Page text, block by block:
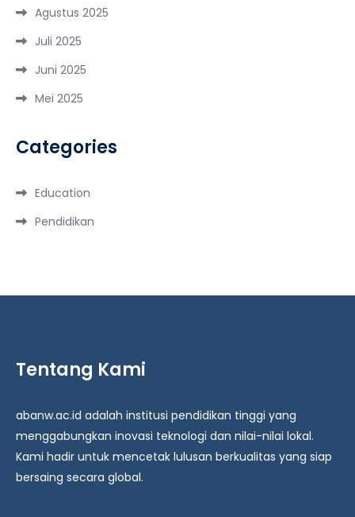
Agustus 2025
Juli 2025
Juni 2025
Mei 2025
Categories
Education
Pendidikan
Tentang Kami
abanw.ac.id adalah institusi pendidikan tinggi yang
menggabungkan inovasi teknologi dan nilai-nilai lokal.
Kami hadir untuk mencetak lulusan berkualitas yang siap
bersaing secara global.